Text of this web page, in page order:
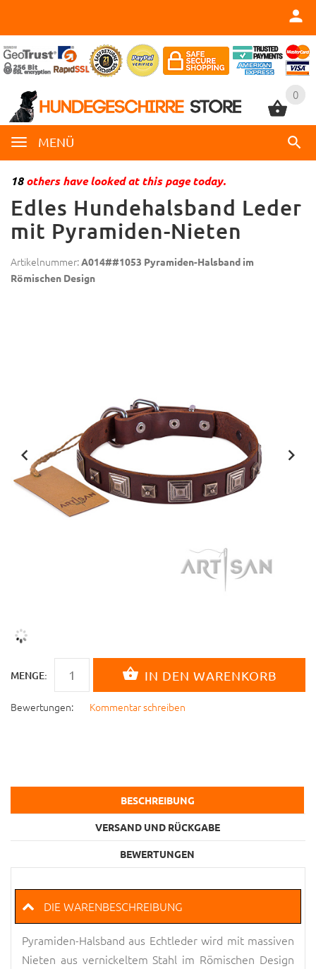
0
MENÜ
0
18others have looked at this page today.
Edles Hundehalsband Leder
mit Pyramiden-Nieten
Artikelnummer:A014##1053 Pyramiden-Halsband im
Römischen Design
MENGE:
Bewertungen: Kommentar schreiben
BESCHREIBUNG
VERSAND UND RÜCKGABE
BEWERTUNGEN
DIE WARENBESCHREIBUNG
Pyramiden-Halsband aus Echtleder wird mit massiven
Nieten aus vernickeltem Stahl im Römischen Design